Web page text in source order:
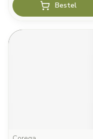
Bestel